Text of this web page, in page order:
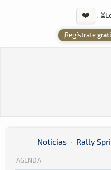
❤️ · ⏳
¡Regístrate
Noticias · Rally
AGENDA